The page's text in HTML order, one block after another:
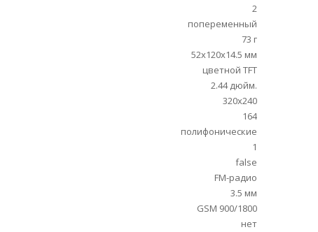
2
попеременный
73 г
52x120x14.5 мм
цветной TFT
2.44 дюйм.
320x240
164
полифонические
1
false
FM-радио
3.5 мм
GSM 900/1800
нет